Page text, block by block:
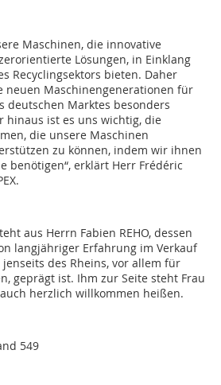
Maschinen, die innovative
Lösungen, in Einklang
Recyclingsektors bieten. Daher
neuen Maschinengenerationen für
deutschen Marktes besonders
hinaus ist es uns wichtig, die
die unsere Maschinen
zu können, indem wir ihnen
benötigen“, erklärt Herr Frédéric
aus Herrn Fabien REHO, dessen
langjähriger Erfahrung im Verkauf
des Rheins, vor allem für
geprägt ist. Ihm zur Seite steht Frau
herzlich willkommen heißen.
549